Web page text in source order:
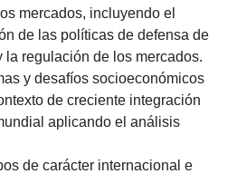
mercados, incluyendo el
de las políticas de defensa de
la regulación de los mercados.
y desafíos socioeconómicos
de creciente integración
aplicando el análisis
de carácter internacional e